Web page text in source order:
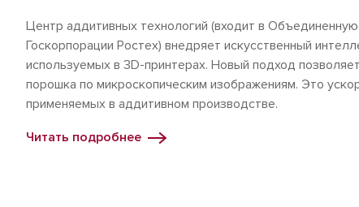
Центр аддитивных технологий (входит в
Госкорпорации Ростех) внедряет искусственный
используемых в 3D-принтерах. Новый подход
порошка по микроскопическим изображениям. Это
применяемых в аддитивном производстве.
Читать подробнее